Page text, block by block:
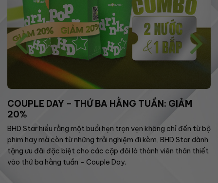
COUPLE DAY – THỨ BA HẰNG TUẦN: GIẢM
20%
BHD Star hiểu rằng một buổi hẹn trọn vẹn không chỉ đến từ bộ
phim hay mà còn từ những trải nghiệm đi kèm, BHD Star dành
tặng ưu đãi đặc biệt cho các cặp đôi là thành viên thân thiết
vào thứ ba hằng tuần – Couple Day.